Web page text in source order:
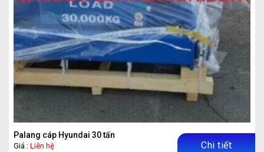
Palang cáp Hyundai 30 tấn
Giá : Liên hệ Chi tiết